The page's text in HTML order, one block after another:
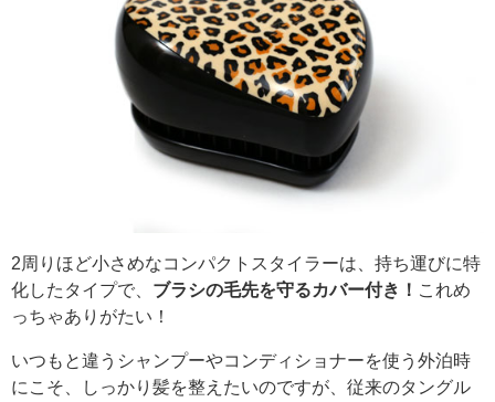
2周りほど小さめなコンパクトスタイラーは、持ち運びに特
化したタイプで、 ブラシの毛先を守るカバー付き！ これめ
っちゃありがたい！
いつもと違うシャンプーやコンディショナーを使う外泊時
にこそ、しっかり髪を整えたいのですが、従来のタングル